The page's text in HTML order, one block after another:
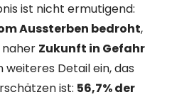
ist nicht ermutigend:
Aussterben bedroht,
naher Zukunft in Gefahr
weiteres Detail ein, das
ist: 56,7% der